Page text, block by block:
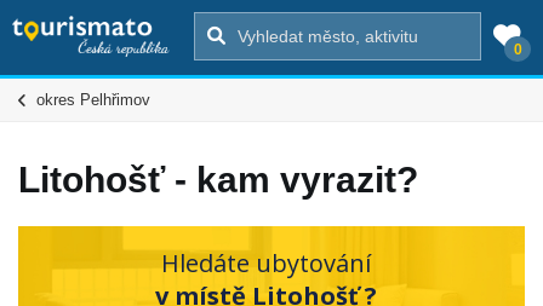
0
okres Pelhřimov
Litohošť - kam vyrazit?
Hledáte ubytování
v místě Litohošť ?